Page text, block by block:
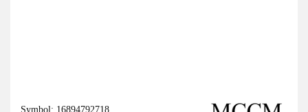
Symbol: 16894792718